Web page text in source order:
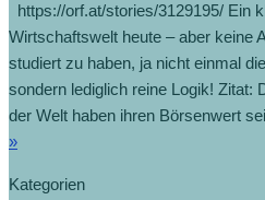
https://orf.at/stories/3129195/ Ein
Wirtschaftswelt heute – aber keine
studiert zu haben, ja nicht einmal
sondern lediglich reine Logik! Zitat:
der Welt haben ihren Börsenwert
»
Kategorien